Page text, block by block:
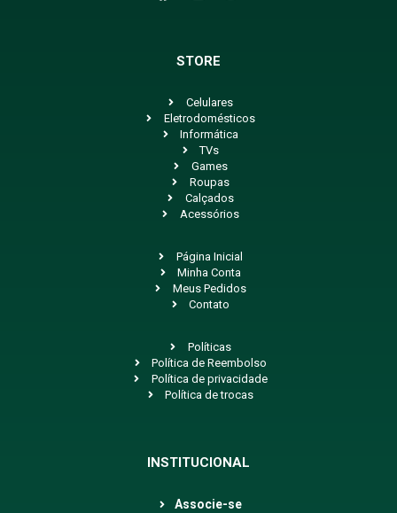
STORE
Celulares
Eletrodomésticos
Informática
TVs
Games
Roupas
Calçados
Acessórios
Página Inicial
Minha Conta
Meus Pedidos
Contato
Políticas
Política de Reembolso
Política de privacidade
Política de trocas
INSTITUCIONAL
Associe-se